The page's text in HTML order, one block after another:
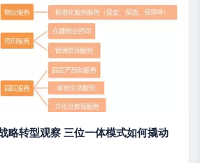
转型观察 三位一体模式如何撬动